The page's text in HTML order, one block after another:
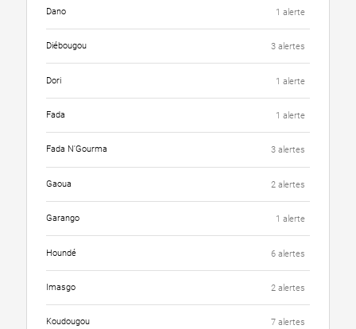
Dano 1 alerte
Diébougou 3 alertes
Dori 1 alerte
Fada 1 alerte
Fada N'Gourma 3 alertes
Gaoua 2 alertes
Garango 1 alerte
Houndé 6 alertes
Imasgo 2 alertes
Koudougou 7 alertes